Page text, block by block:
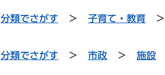
分類でさがす > 子育て・教育 >
分類でさがす > 市政 > 施設